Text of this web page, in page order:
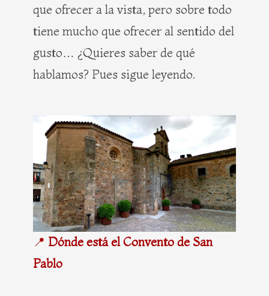
que ofrecer a la vista, pero sobre todo
tiene mucho que ofrecer al sentido del
gusto… ¿Quieres saber de qué
hablamos? Pues sigue leyendo.
📍 Dónde está el Convento de San
Pablo